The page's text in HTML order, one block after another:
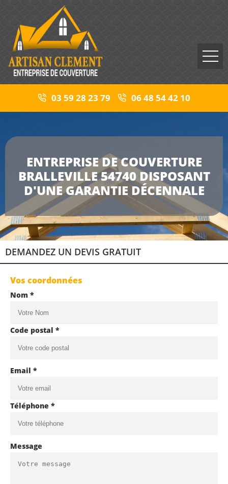
03 59 28 23 79 06 48 54 42 10
ENTREPRISE DE COUVERTURE
BRALLEVILLE 54740 DISPOSANT
D'UNE GARANTIE DÉCENNALE
DEMANDEZ UN DEVIS GRATUIT
Vos coordonnées
Nom *
Code postal *
Email *
Téléphone *
Message